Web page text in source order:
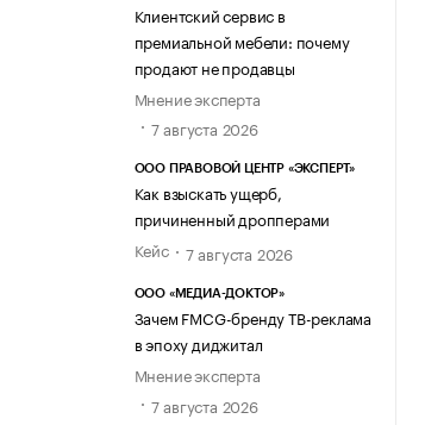
Клиентский сервис в
премиальной мебели: почему
продают не продавцы
Мнение эксперта
7 августа 2026
ООО ПРАВОВОЙ ЦЕНТР «ЭКСПЕРТ»
Как взыскать ущерб,
причиненный дропперами
Кейс
7 августа 2026
ООО «МЕДИА-ДОКТОР»
Зачем FMCG-бренду ТВ-реклама
в эпоху диджитал
Мнение эксперта
7 августа 2026